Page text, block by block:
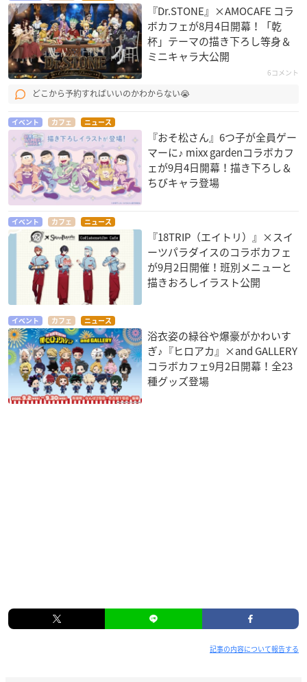
『Dr.STONE』×AMOCAFE コラ
ボカフェが8月4日開幕！「乾
杯」テーマの描き下ろし等身＆
ミニキャラ大公開
6コメント
どこから予約すればいいのかわからない😭
イベント カフェ ニュース
『おそ松さん』6つ子が全員ゲー
マーに♪ mixx gardenコラボカフ
ェが9月4日開幕！描き下ろし＆
ちびキャラ登場
イベント カフェ ニュース
『18TRIP（エイトリ）』×スイ
ーツパラダイスのコラボカフェ
が9月2日開催！班別メニューと
描きおろしイラスト公開
イベント カフェ ニュース
浴衣姿の緑谷や爆豪がかわいす
ぎ♪『ヒロアカ』×and GALLERY
コラボカフェ9月2日開幕！全23
種グッズ登場
記事の内容について報告する